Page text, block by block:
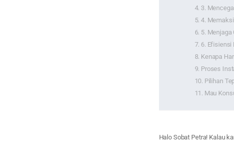
3.
4.
5. Menjaga
6. Efisiensi
Kenapa
Proses
Pilihan
Mau
Halo Sobat Petra! Kalau